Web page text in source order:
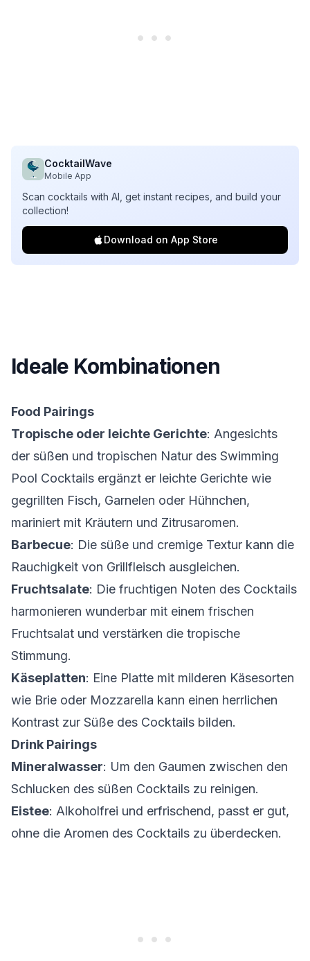
CocktailWave
Mobile App
Scan cocktails with AI, get instant recipes, and build your
collection!
Download on App Store
Ideale Kombinationen
Food Pairings
Tropische oder leichte Gerichte: Angesichts
der süßen und tropischen Natur des Swimming
Pool Cocktails ergänzt er leichte Gerichte wie
gegrillten Fisch, Garnelen oder Hühnchen,
mariniert mit Kräutern und Zitrusaromen.
Barbecue: Die süße und cremige Textur kann die
Rauchigkeit von Grillfleisch ausgleichen.
Fruchtsalate: Die fruchtigen Noten des Cocktails
harmonieren wunderbar mit einem frischen
Fruchtsalat und verstärken die tropische
Stimmung.
Käseplatten: Eine Platte mit milderen Käsesorten
wie Brie oder Mozzarella kann einen herrlichen
Kontrast zur Süße des Cocktails bilden.
Drink Pairings
Mineralwasser: Um den Gaumen zwischen den
Schlucken des süßen Cocktails zu reinigen.
Eistee: Alkoholfrei und erfrischend, passt er gut,
ohne die Aromen des Cocktails zu überdecken.